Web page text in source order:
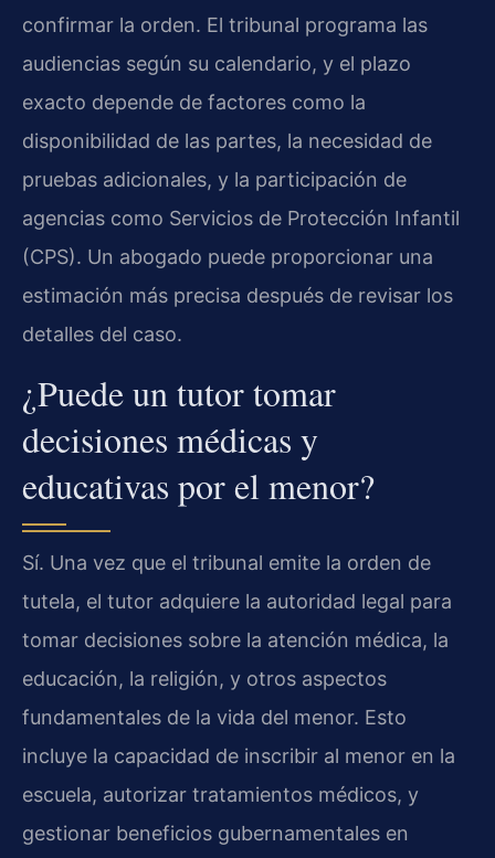
confirmar la orden. El tribunal programa las
audiencias según su calendario, y el plazo
exacto depende de factores como la
disponibilidad de las partes, la necesidad de
pruebas adicionales, y la participación de
agencias como Servicios de Protección Infantil
(CPS). Un abogado puede proporcionar una
estimación más precisa después de revisar los
detalles del caso.
¿Puede un tutor tomar
decisiones médicas y
educativas por el menor?
Sí. Una vez que el tribunal emite la orden de
tutela, el tutor adquiere la autoridad legal para
tomar decisiones sobre la atención médica, la
educación, la religión, y otros aspectos
fundamentales de la vida del menor. Esto
incluye la capacidad de inscribir al menor en la
escuela, autorizar tratamientos médicos, y
gestionar beneficios gubernamentales en